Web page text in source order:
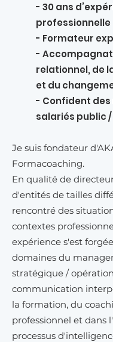
- 30 ans
professionnelle
- Formateur
-
relationnel, de
et du
- Confident
salariés public
Je suis fondateur
Formacoaching.
En qualité de
d'entités de tailles
rencontré des
contextes
expérience s'est
domaines du
stratégique /
communication
la formation, du
professionnel et dans
processus